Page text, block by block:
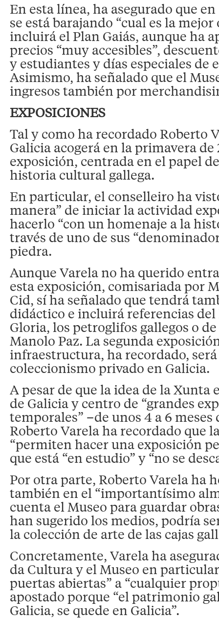
En esta línea, ha asegurado que
se está barajando “cual es la mejor
incluirá el Plan Gaiás, aunque ha
precios “muy accesibles”,
y estudiantes y días especiales de
Asimismo, ha señalado que el
ingresos también por
EXPOSICIONES
Tal y como ha recordado Roberto
Galicia acogerá en la primavera de
exposición, centrada en el papel
historia cultural gallega.
En particular, el conselleiro ha
manera” de iniciar la actividad
hacerlo “con un homenaje a la
través de uno de sus
piedra.
Aunque Varela no ha querido
esta exposición, comisariada por
Cid, sí ha señalado que tendrá
didáctico e incluirá referencias del
Gloria, los petroglifos gallegos o
Manolo Paz. La segunda
infraestructura, ha recordado,
coleccionismo privado en Galicia.
A pesar de que la idea de la Xunta
de Galicia y centro de “grandes
temporales” –de unos 4 a 6
Roberto Varela ha recordado que
“permiten hacer una exposición
que está “en estudio” y “no se
Por otra parte, Roberto Varela ha
también en el “importantísimo
cuenta el Museo para guardar
han sugerido los medios, podría
la colección de arte de las cajas
Concretamente, Varela ha
da Cultura y el Museo en
puertas abiertas” a “cualquier
apostado porque “el patrimonio
Galicia, se quede en Galicia”.